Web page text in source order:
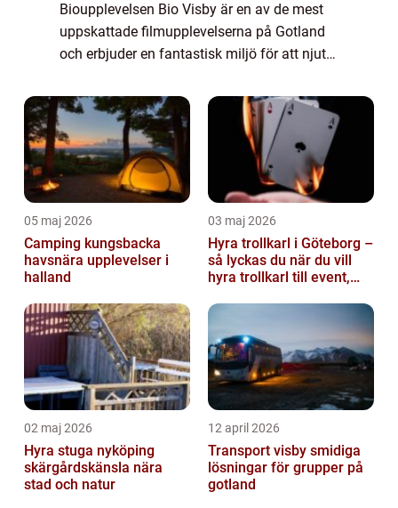
Bioupplevelsen Bio Visby är en av de mest
uppskattade filmupplevelserna på Gotland
och erbjuder en fantastisk miljö för att njuta
bara erkänd för sina medelt...
05 maj 2026
Camping kungsbacka
havsnära upplevelser i
halland
03 maj 2026
Hyra trollkarl i Göteborg –
så lyckas du när du vill
hyra trollkarl till event,
02 maj 2026
Hyra stuga nyköping
skärgårdskänsla nära
stad och natur
12 april 2026
Transport visby smidiga
lösningar för grupper på
gotland